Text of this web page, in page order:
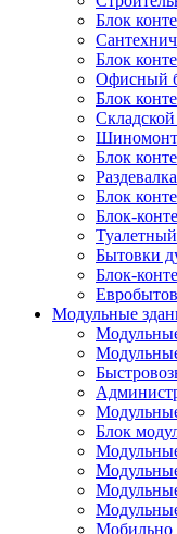
Блок
Блок
Офисный
Блок
Блок
Блок
Блок-
Бытовки
Блок-
Модульные
Блок
Мобильно